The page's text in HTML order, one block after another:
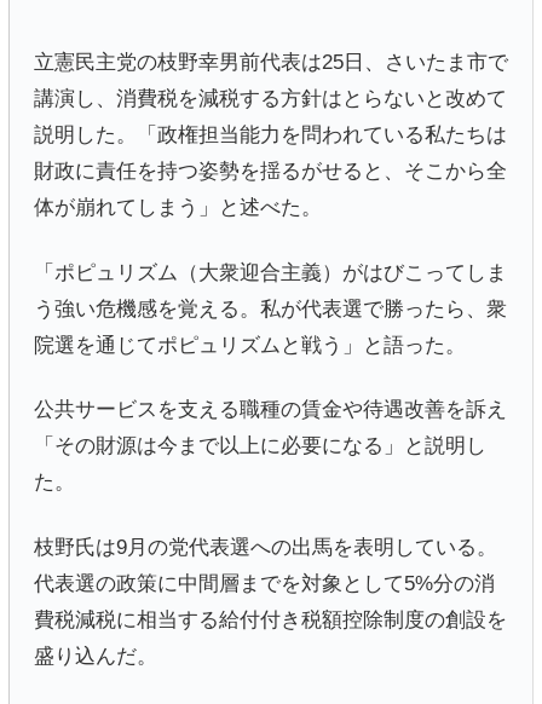
立憲民主党の枝野幸男前代表は25日、さいたま市で
講演し、消費税を減税する方針はとらないと改めて
説明した。「政権担当能力を問われている私たちは
財政に責任を持つ姿勢を揺るがせると、そこから全
体が崩れてしまう」と述べた。
「ポピュリズム（大衆迎合主義）がはびこってしま
う強い危機感を覚える。私が代表選で勝ったら、衆
院選を通じてポピュリズムと戦う」と語った。
公共サービスを支える職種の賃金や待遇改善を訴え
「その財源は今まで以上に必要になる」と説明し
た。
枝野氏は9月の党代表選への出馬を表明している。
代表選の政策に中間層までを対象として5%分の消
費税減税に相当する給付付き税額控除制度の創設を
盛り込んだ。